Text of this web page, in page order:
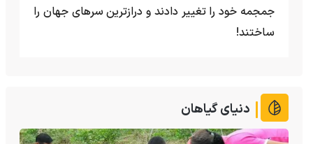
جمجمه خود را تغییر دادند و درازترین سرهای جهان را
ساختند!
دنیای گیاهان